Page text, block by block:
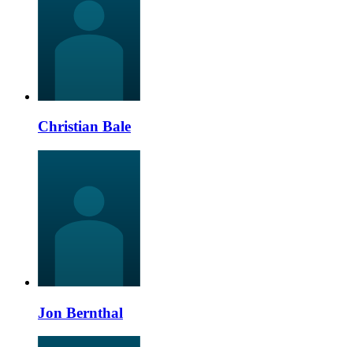
Christian Bale
Jon Bernthal